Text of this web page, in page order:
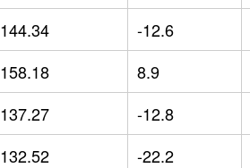
144.34 -12.6
158.18 8.9
137.27 -12.8
132.52 -22.2